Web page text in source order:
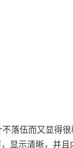
落伍而又显得
显示清晰，并